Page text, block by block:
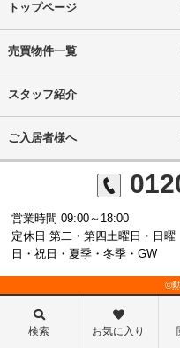
トップページ
売買物件一覧
スタッフ紹介
ご入居者様へ
営業時間 09:00～18:00
定休日 第二・第四土曜日・日曜
日・祝日・夏季・冬季・GW
©
検索 お気に入り